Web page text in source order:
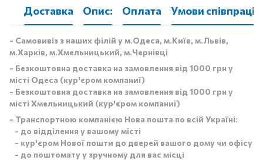
Доставка Опис: Оплата Умови співпраці
- Самовивіз з наших філій у м.Одеса, м.Київ, м.Львів,
м.Харків, м.Хмельницький, м.Чернівці
- Безкоштовна доставка на замовлення від 1000 грн у
місті Одеса (кур'єром компаниї)
- Безкоштовна доставка на замовлення від 1000 грн у
місті Хмельницький (кур'єром компаниї)
- Транспортною компанією Нова пошта по всій Україні:
- до відділення у вашому місті
- кур'єром Нової пошти до дверей вашого дому чи офісу
- до поштомату у зручному для вас місці